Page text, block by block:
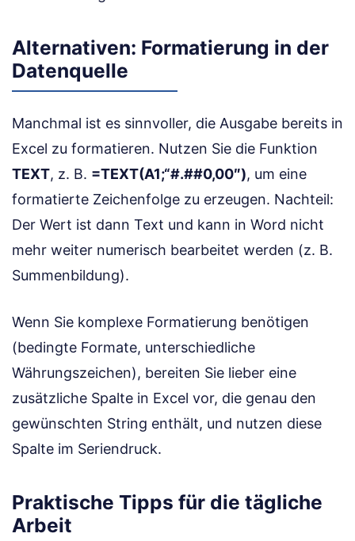
Alternativen: Formatierung in der
Datenquelle
Manchmal ist es sinnvoller, die Ausgabe bereits in
Excel zu formatieren. Nutzen Sie die Funktion
TEXT, z. B. =TEXT(A1;“#.##0,00″), um eine
formatierte Zeichenfolge zu erzeugen. Nachteil:
Der Wert ist dann Text und kann in Word nicht
mehr weiter numerisch bearbeitet werden (z. B.
Summenbildung).
Wenn Sie komplexe Formatierung benötigen
(bedingte Formate, unterschiedliche
Währungszeichen), bereiten Sie lieber eine
zusätzliche Spalte in Excel vor, die genau den
gewünschten String enthält, und nutzen diese
Spalte im Seriendruck.
Praktische Tipps für die tägliche
Arbeit